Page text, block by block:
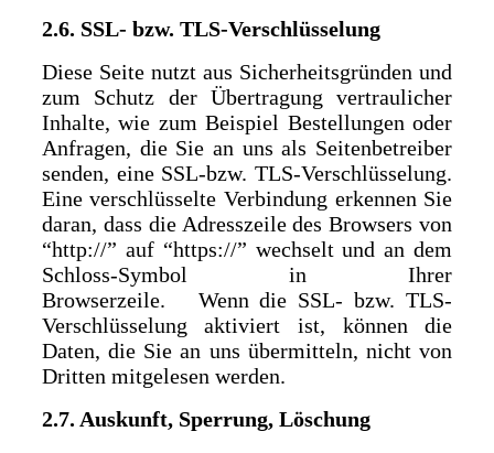
2.6. SSL- bzw. TLS-Verschlüsselung
Diese Seite nutzt aus Sicherheitsgründen und
zum Schutz der Übertragung vertraulicher
Inhalte, wie zum Beispiel Bestellungen oder
Anfragen, die Sie an uns als Seitenbetreiber
senden, eine SSL-bzw. TLS-Verschlüsselung.
Eine verschlüsselte Verbindung erkennen Sie
daran, dass die Adresszeile des Browsers von
“http://” auf “https://” wechselt und an dem
Schloss-Symbol in Ihrer
Browserzeile. Wenn die SSL- bzw. TLS-
Verschlüsselung aktiviert ist, können die
Daten, die Sie an uns übermitteln, nicht von
Dritten mitgelesen werden.
2.7. Auskunft, Sperrung, Löschung